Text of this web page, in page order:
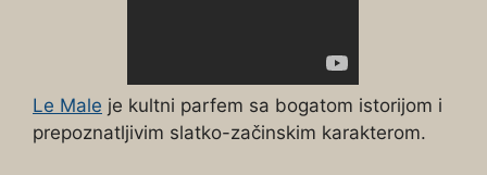
Le Male je kultni parfem sa bogatom istorijom i
prepoznatljivim slatko-začinskim karakterom.